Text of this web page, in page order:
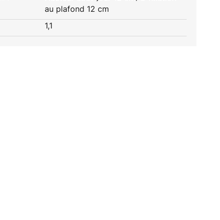
au plafond 12 cm
1,1